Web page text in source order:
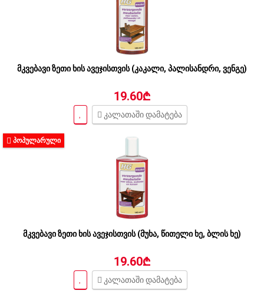
მკვებავი ზეთი ხის ავეჯისთვის (კაკალი, პალისანდრი, ვენგე)
19.60₾
კალათაში დამატება
ᲞᲝᲞᲣᲚᲐᲠᲣᲚᲘ
მკვებავი ზეთი ხის ავეჯისთვის (მუხა, წითელი ხე, ბლის ხე)
19.60₾
კალათაში დამატება